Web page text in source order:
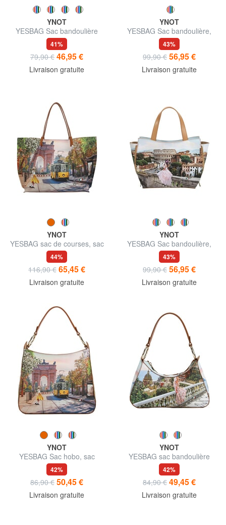
YNOT
YESBAG Sac bandoulière
Hobo
41%
79,90 € 46,95 €
Livraison gratuite
YNOT
YESBAG Sac bandoulière,
deux compartiments
43%
99,90 € 56,95 €
Livraison gratuite
YNOT
YESBAG sac de courses, sac
bandoulière
44%
116,90 € 65,45 €
Livraison gratuite
YNOT
YESBAG Sac bandoulière,
taille ajustable
43%
99,90 € 56,95 €
Livraison gratuite
YNOT
YESBAG Sac hobo, sac
bandoulière
42%
86,90 € 50,45 €
Livraison gratuite
YNOT
YESBAG sac bandoulière
42%
84,90 € 49,45 €
Livraison gratuite